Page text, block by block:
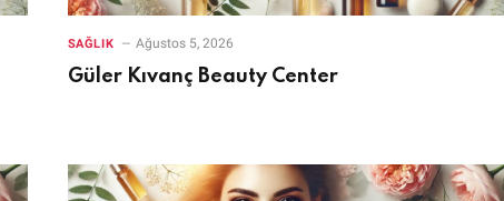
SAĞLIK Ağustos 5, 2026
Güler Kıvanç Beauty Center